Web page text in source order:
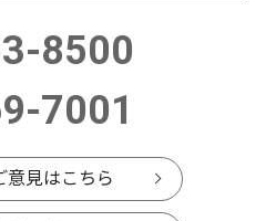
8500
7001
意見はこちら